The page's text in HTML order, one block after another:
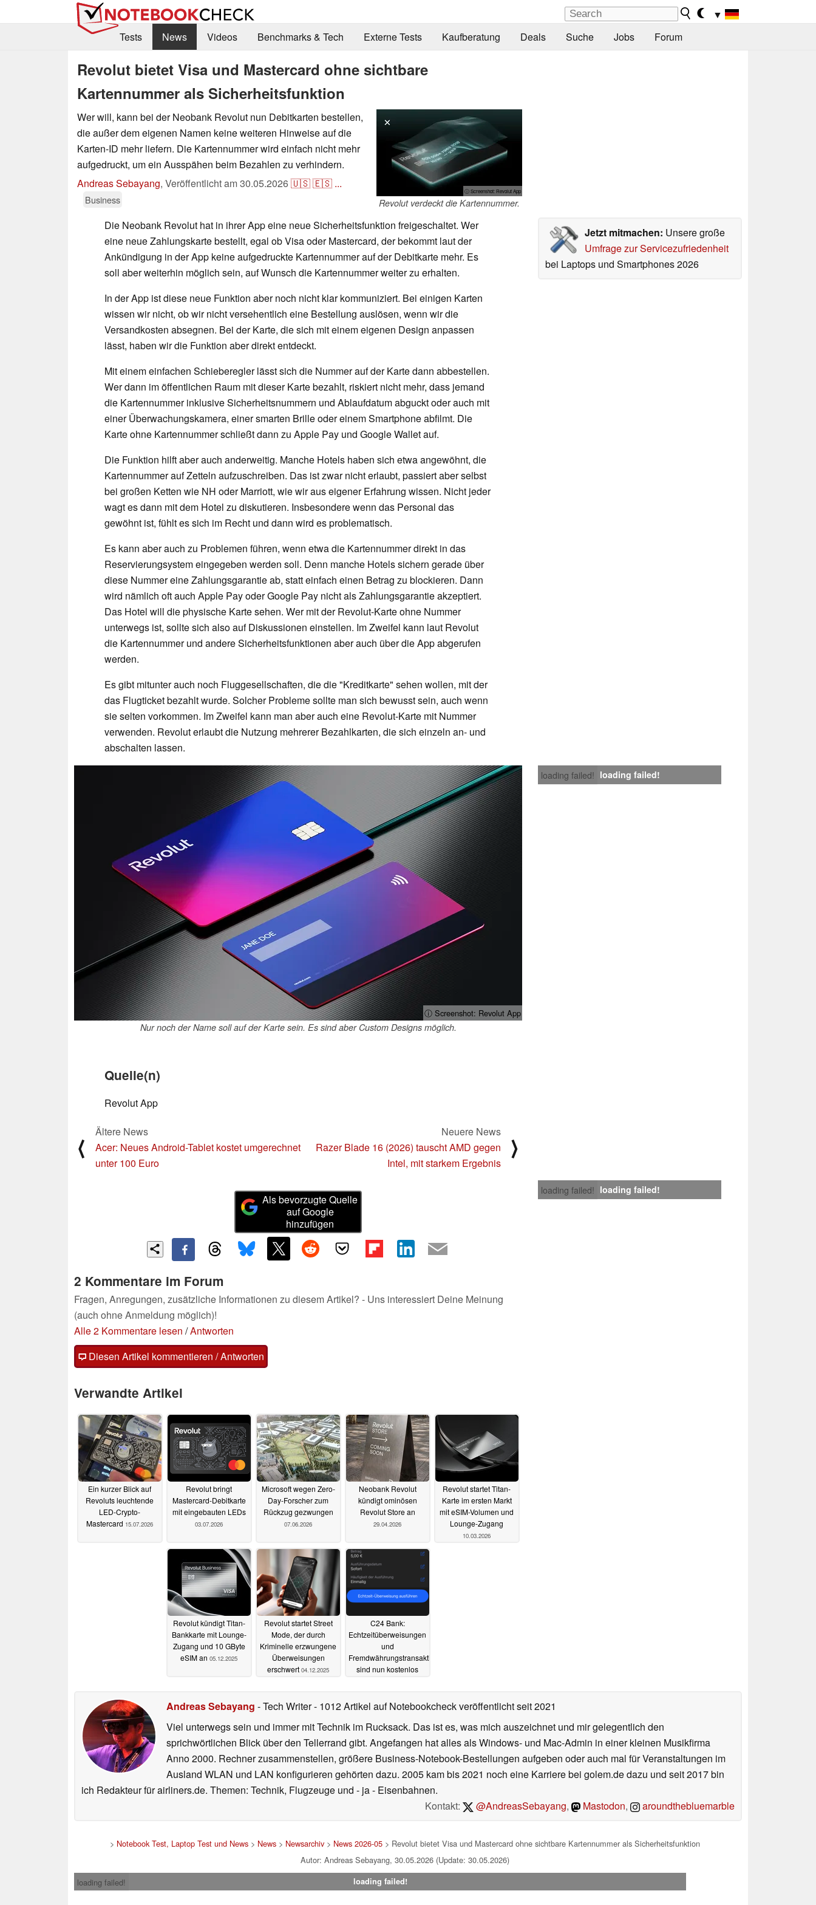
▼
Tests
News Videos Benchmarks & Tech Externe Tests Kaufberatung Deals Suche Jobs Forum
Revolut bietet Visa und Mastercard ohne sichtbare
Kartennummer als Sicherheitsfunktion
ⓘ Screenshot: Revolut App
Revolut verdeckt die Kartennummer.
Wer will, kann bei der Neobank Revolut nun Debitkarten bestellen,
die außer dem eigenen Namen keine weiteren Hinweise auf die
Karten-ID mehr liefern. Die Kartennummer wird einfach nicht mehr
aufgedruckt, um ein Ausspähen beim Bezahlen zu verhindern.
Andreas Sebayang, Veröffentlicht am30.05.2026🇺🇸🇪🇸 ...
Business
Jetzt mitmachen: Unsere große
Umfrage zur Servicezufriedenheit
bei Laptops und Smartphones 2026
Die Neobank Revolut hat in ihrer App eine neue Sicherheitsfunktion freigeschaltet. Wer
eine neue Zahlungskarte bestellt, egal ob Visa oder Mastercard, der bekommt laut der
Ankündigung in der App keine aufgedruckte Kartennummer auf der Debitkarte mehr. Es
soll aber weiterhin möglich sein, auf Wunsch die Kartennummer weiter zu erhalten.
In der App ist diese neue Funktion aber noch nicht klar kommuniziert. Bei einigen Karten
wissen wir nicht, ob wir nicht versehentlich eine Bestellung auslösen, wenn wir die
Versandkosten absegnen. Bei der Karte, die sich mit einem eigenen Design anpassen
lässt, haben wir die Funktion aber direkt entdeckt.
Mit einem einfachen Schieberegler lässt sich die Nummer auf der Karte dann abbestellen.
Wer dann im öffentlichen Raum mit dieser Karte bezahlt, riskiert nicht mehr, dass jemand
die Kartennummer inklusive Sicherheitsnummern und Ablaufdatum abguckt oder auch mit
einer Überwachungskamera, einer smarten Brille oder einem Smartphone abfilmt. Die
Karte ohne Kartennummer schließt dann zu Apple Pay und Google Wallet auf.
Die Funktion hilft aber auch anderweitig. Manche Hotels haben sich etwa angewöhnt, die
Kartennummer auf Zetteln aufzuschreiben. Das ist zwar nicht erlaubt, passiert aber selbst
bei großen Ketten wie NH oder Marriott, wie wir aus eigener Erfahrung wissen. Nicht jeder
wagt es dann mit dem Hotel zu diskutieren. Insbesondere wenn das Personal das
gewöhnt ist, fühlt es sich im Recht und dann wird es problematisch.
Es kann aber auch zu Problemen führen, wenn etwa die Kartennummer direkt in das
Reservierungsystem eingegeben werden soll. Denn manche Hotels sichern gerade über
diese Nummer eine Zahlungsgarantie ab, statt einfach einen Betrag zu blockieren. Dann
wird nämlich oft auch Apple Pay oder Google Pay nicht als Zahlungsgarantie akzeptiert.
Das Hotel will die physische Karte sehen. Wer mit der Revolut-Karte ohne Nummer
unterwegs ist, sollte sich also auf Diskussionen einstellen. Im Zweifel kann laut Revolut
die Kartennummer und andere Sicherheitsfunktionen aber auch über die App abgerufen
werden.
Es gibt mitunter auch noch Fluggesellschaften, die die "Kreditkarte" sehen wollen, mit der
das Flugticket bezahlt wurde. Solcher Probleme sollte man sich bewusst sein, auch wenn
sie selten vorkommen. Im Zweifel kann man aber auch eine Revolut-Karte mit Nummer
verwenden. Revolut erlaubt die Nutzung mehrerer Bezahlkarten, die sich einzeln an- und
abschalten lassen.
loading failed! loading failed!
ⓘ Screenshot: Revolut App
Nur noch der Name soll auf der Karte sein. Es sind aber Custom Designs möglich.
Quelle(n)
Revolut App
⟨
Ältere News
Acer: Neues Android-Tablet kostet umgerechnet
unter 100 Euro
Neuere News
Razer Blade 16 (2026) tauscht AMD gegen
Intel, mit starkem Ergebnis
⟩
loading failed! loading failed!
Als bevorzugte Quelle
auf Google
hinzufügen
2 Kommentare im Forum
Fragen, Anregungen, zusätzliche Informationen zu diesem Artikel? - Uns interessiert Deine Meinung
(auch ohne Anmeldung möglich)!
Alle 2 Kommentare lesen /Antworten
Diesen Artikel kommentieren / Antworten
Verwandte Artikel
Ein kurzer Blick auf
Revoluts leuchtende
LED-Crypto-
Mastercard 15.07.2026
Revolut bringt
Mastercard-Debitkarte
mit eingebauten LEDs
03.07.2026
Microsoft wegen Zero-
Day-Forscher zum
Rückzug gezwungen
07.06.2026
Neobank Revolut
kündigt ominösen
Revolut Store an
29.04.2026
Revolut startet Titan-
Karte im ersten Markt
mit eSIM-Volumen und
Lounge-Zugang
10.03.2026
Revolut kündigt Titan-
Bankkarte mit Lounge-
Zugang und 10 GByte
eSIM an 05.12.2025
Revolut startet Street
Mode, der durch
Kriminelle erzwungene
Überweisungen
erschwert 04.12.2025
C24 Bank:
Echtzeitüberweisungen
und
Fremdwährungstransaktionen
sind nun kostenlos
Andreas Sebayang - Tech Writer- 1012 Artikel auf Notebookcheck veröffentlichtseit 2021
Viel unterwegs sein und immer mit Technik im Rucksack. Das ist es, was mich auszeichnet und mir gelegentlich den
sprichwörtlichen Blick über den Tellerrand gibt. Angefangen hat alles als Windows- und Mac-Admin in einer kleinen Musikfirma
Anno 2000. Rechner zusammenstellen, größere Business-Notebook-Bestellungen aufgeben oder auch mal für Veranstaltungen im
Ausland WLAN und LAN konfigurieren gehörten dazu. 2005 kam bis 2021 noch eine Karriere bei golem.de dazu und seit 2017 bin
ich Redakteur für airliners.de. Themen: Technik, Flugzeuge und - ja - Eisenbahnen.
Kontakt:
@AndreasSebayang, Mastodon, aroundthebluemarble
> Notebook Test, Laptop Test und News > News > Newsarchiv > News 2026-05 > Revolut bietet Visa und Mastercard ohne sichtbare Kartennummer als Sicherheitsfunktion
Autor: Andreas Sebayang, 30.05.2026 (Update: 30.05.2026)
loading failed!
loading failed!